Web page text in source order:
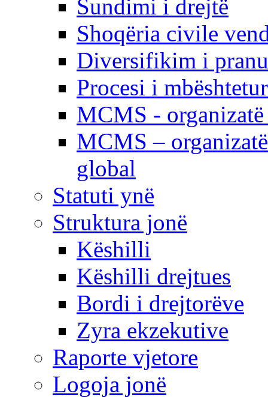
Sundimi i drejtë
Shoqëria civile
Diversifikim i
Procesi i
MCMS -
MCMS –
global
Statuti ynë
Struktura jonë
Këshilli
Këshilli drejtues
Bordi i drejtorëve
Zyra ekzekutive
Raporte vjetore
Logoja jonë